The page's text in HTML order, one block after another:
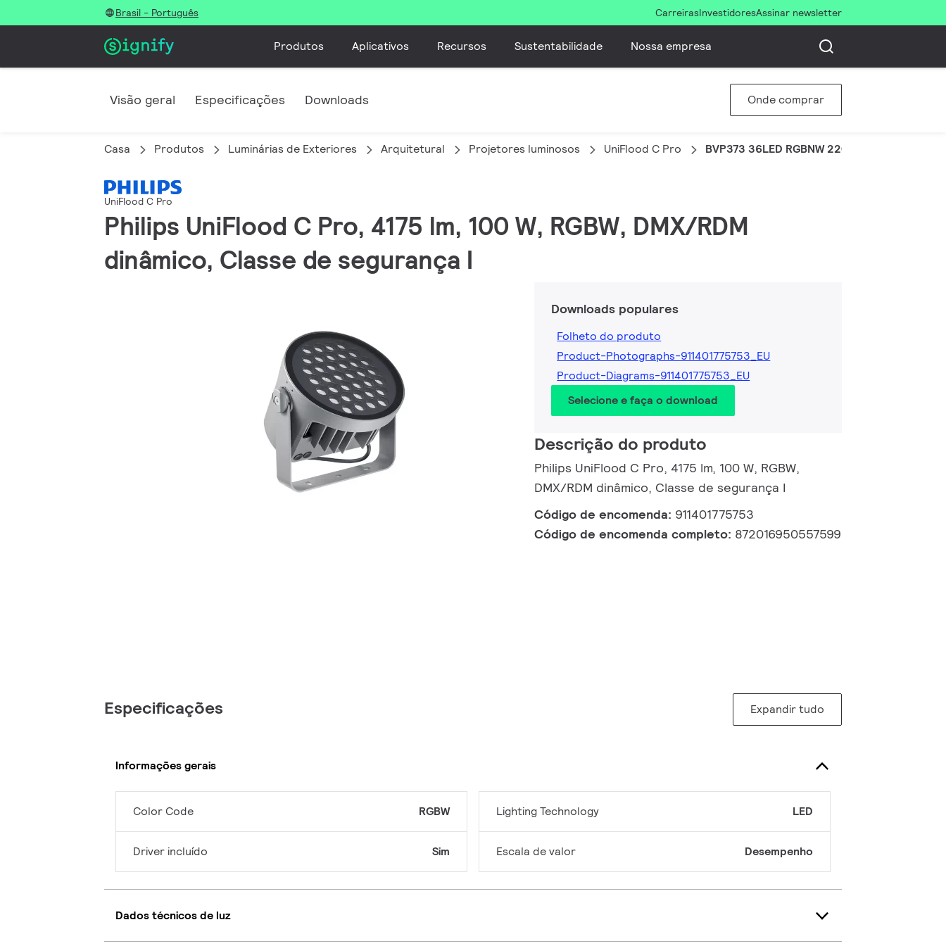
Brasil - Português CarreirasInvestidoresAssinar newsletter
Produtos Aplicativos Recursos Sustentabilidade Nossa empresa
Visão geral Especificações Downloads Onde comprar
Casa Produtos Luminárias de Exteriores Arquitetural Projetores luminosos UniFlood C Pro BVP373 36LED RGBNW 220V 10 DMX 100W HP
UniFlood C Pro
Philips UniFlood C Pro, 4175 lm, 100 W, RGBW, DMX/RDM
dinâmico, Classe de segurança I
Downloads populares
Folheto do produto
Product-Photographs-911401775753_EU
Product-Diagrams-911401775753_EU
Selecione e faça o download
Descrição do produto
Philips UniFlood C Pro, 4175 lm, 100 W, RGBW,
DMX/RDM dinâmico, Classe de segurança I
Código de encomenda: 911401775753
Código de encomenda completo: 872016950557599
Especificações Expandir tudo
Informações gerais
Color Code RGBW
Driver incluído Sim
Lighting Technology LED
Escala de valor Desempenho
Dados técnicos de luz